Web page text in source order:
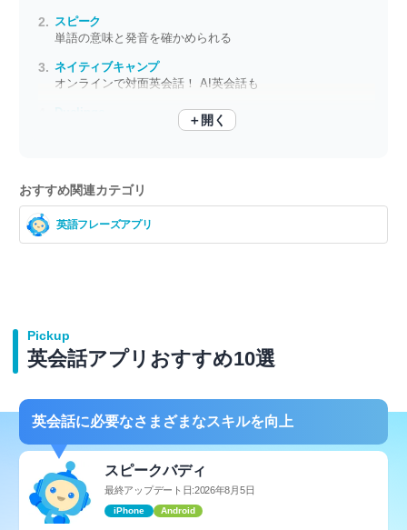
スピーク
単語の意味と発音を確かめられる
ネイティブキャンプ
オンラインで対面英会話！ AI英会話も
AI英会話も！ 大人気の総合英語アプリ
＋開く
おすすめ関連カテゴリ
英語フレーズアプリ
Pickup
英会話アプリおすすめ10選
英会話に必要なさまざまなスキルを向上
スピークバディ
最終アップデート日:2026年8月5日
iPhone Android